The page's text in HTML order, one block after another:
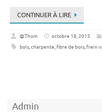
CONTINUER À LIRE
@Thom octobre 18, 2015
bois,charpente,fibre de bois,frein
Admin